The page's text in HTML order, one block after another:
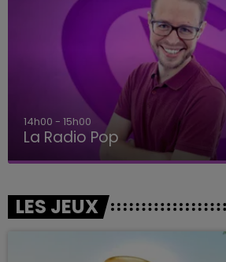
14h00 - 15h00
La Radio Pop
LES JEUX